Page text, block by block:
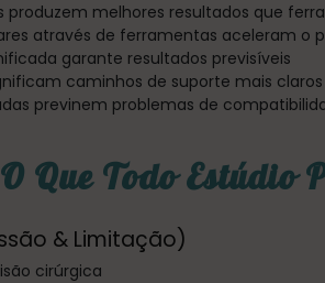
produzem melhores resultados que
através de ferramentas aceleram o
garante resultados previsíveis
caminhos de suporte mais claros
previnem problemas de
Que Todo Estúdio
& Limitação)
cirúrgica